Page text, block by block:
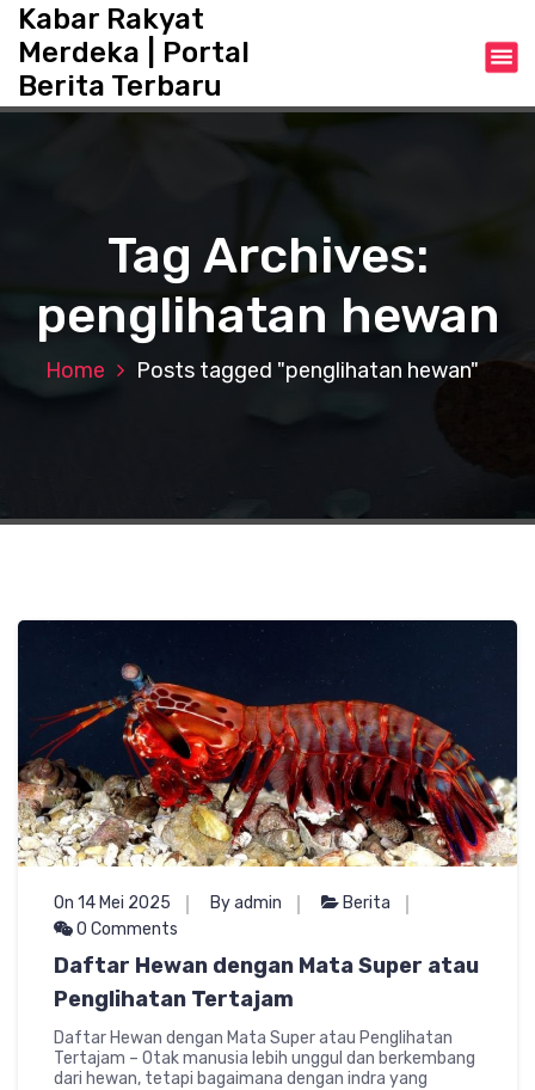
t
Kabar Rakyat
Merdeka | Portal
Berita Terbaru
Tag Archives:
penglihatan hewan
Home Posts tagged "penglihatan hewan"
On 14 Mei 2025 By admin
Berita
0 Comments
Daftar Hewan dengan Mata Super atau
Penglihatan Tertajam
Daftar Hewan dengan Mata Super atau Penglihatan
Tertajam – Otak manusia lebih unggul dan berkembang
dari hewan, tetapi bagaimana dengan indra yang